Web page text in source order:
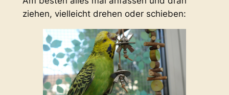
ziehen, vielleicht drehen oder schieben: